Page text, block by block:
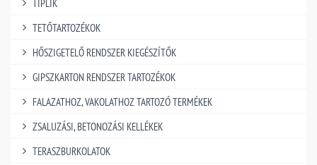
TIPLIK
TETŐTARTOZÉKOK
HŐSZIGETELŐ RENDSZER KIEGÉSZÍTŐK
GIPSZKARTON RENDSZER TARTOZÉKOK
FALAZATHOZ, VAKOLATHOZ TARTOZÓ TERMÉKEK
ZSALUZÁSI, BETONOZÁSI KELLÉKEK
TERASZBURKOLATOK